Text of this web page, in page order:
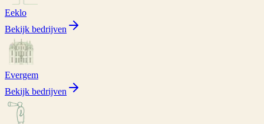
Eeklo
Bekijk bedrijven
Evergem
Bekijk bedrijven